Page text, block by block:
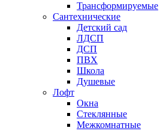
Трансформируемые
Сантехнические
Детский сад
ЛДСП
ДСП
ПВХ
Школа
Душевые
Лофт
Окна
Стеклянные
Межкомнатные